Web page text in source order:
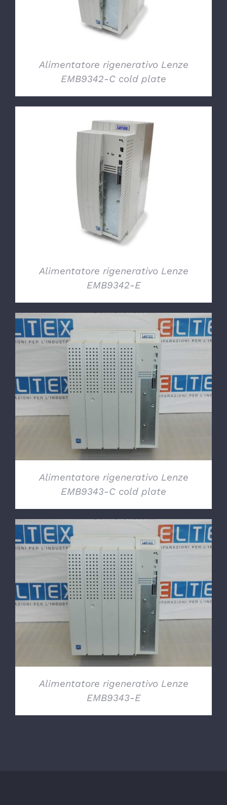
Alimentatore rigenerativo Lenze
EMB9342-C cold plate
DETTAGLI
Alimentatore rigenerativo Lenze
EMB9342-E
DETTAGLI
Alimentatore rigenerativo Lenze
EMB9343-C cold plate
DETTAGLI
Alimentatore rigenerativo Lenze
EMB9343-E